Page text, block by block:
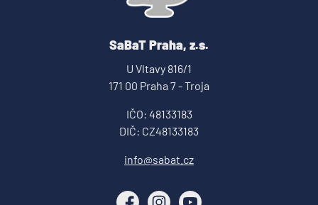
SaBaT Praha, z.s.
U Vltavy 816/1
171 00 Praha 7 - Troja
IČO: 48133183
DIČ: CZ48133183
info@sabat.cz